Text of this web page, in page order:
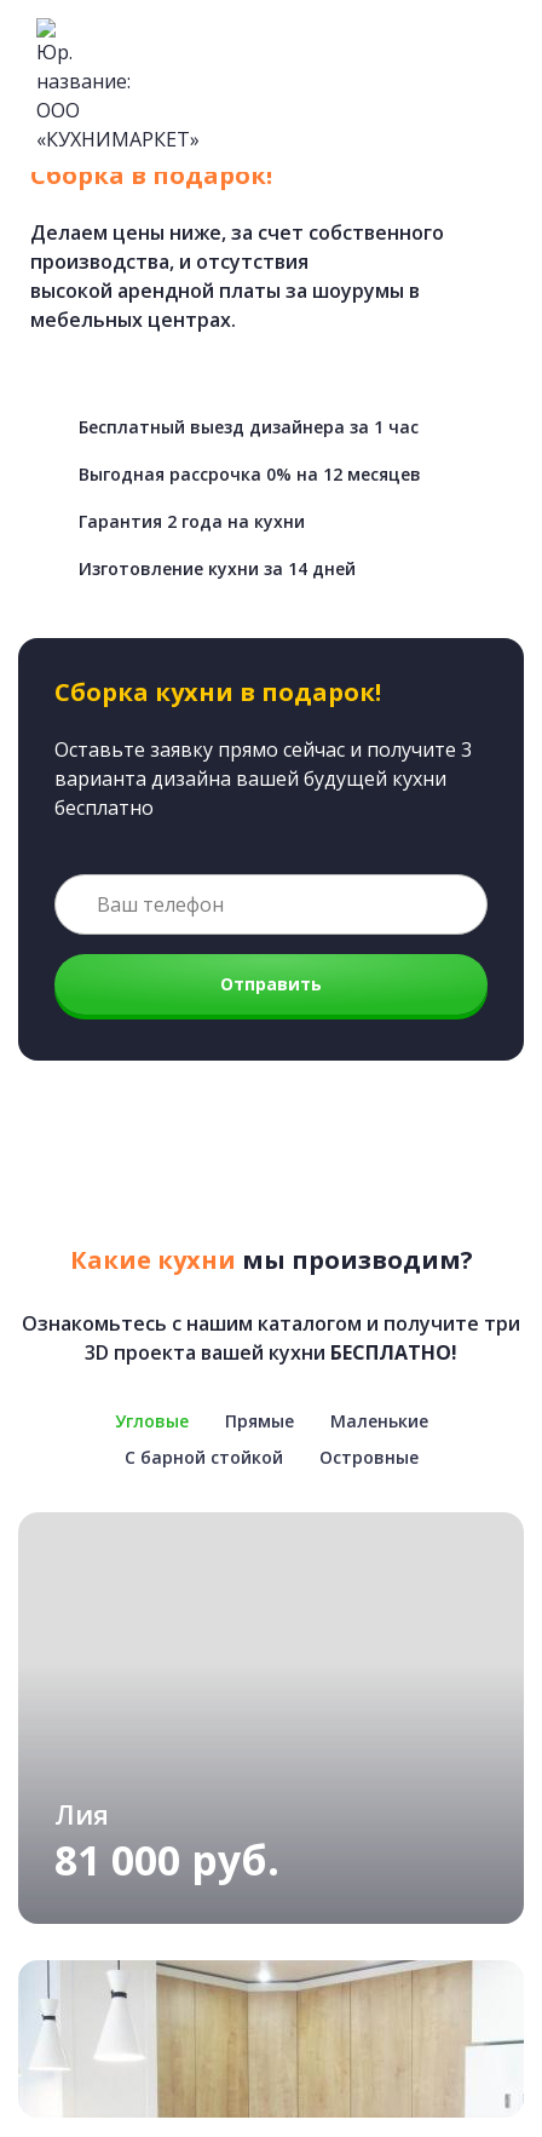
Кухни на заказ
Cборка в подарок!
Делаем цены ниже, за счет собственного
производства, и отсутствия
высокой арендной платы за шоурумы в
мебельных центрах.
Бесплатный выезд дизайнера за 1 час
Выгодная рассрочка 0% на 12 месяцев
Гарантия 2 года на кухни
Изготовление кухни за 14 дней
Сборка кухни в подарок!
Оставьте заявку прямо сейчас и получите 3
варианта дизайна вашей будущей кухни
бесплатно
Отправить
Какие кухни мы производим?
Ознакомьтесь с нашим каталогом и получите три
3D проекта вашей кухни БЕСПЛАТНО!
Угловые Прямые
Маленькие
С барной стойкой
Островные
Лия
81 000 руб.